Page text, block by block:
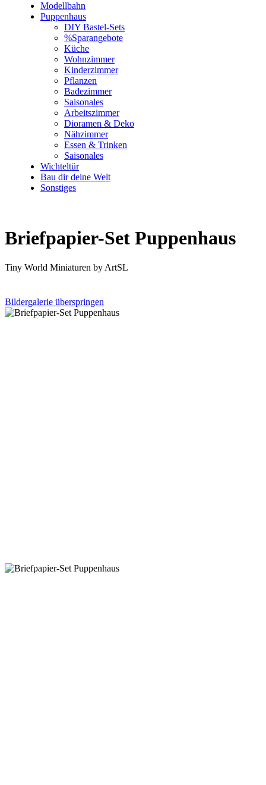
Modellbahn
Puppenhaus
DIY Bastel-Sets
%Sparangebote
Küche
Wohnzimmer
Kinderzimmer
Pflanzen
Badezimmer
Saisonales
Arbeitszimmer
Dioramen & Deko
Nähzimmer
Essen & Trinken
Saisonales
Wichteltür
Bau dir deine Welt
Sonstiges
Briefpapier-Set Puppenhaus
Tiny World Miniaturen by ArtSL
Bildergalerie überspringen